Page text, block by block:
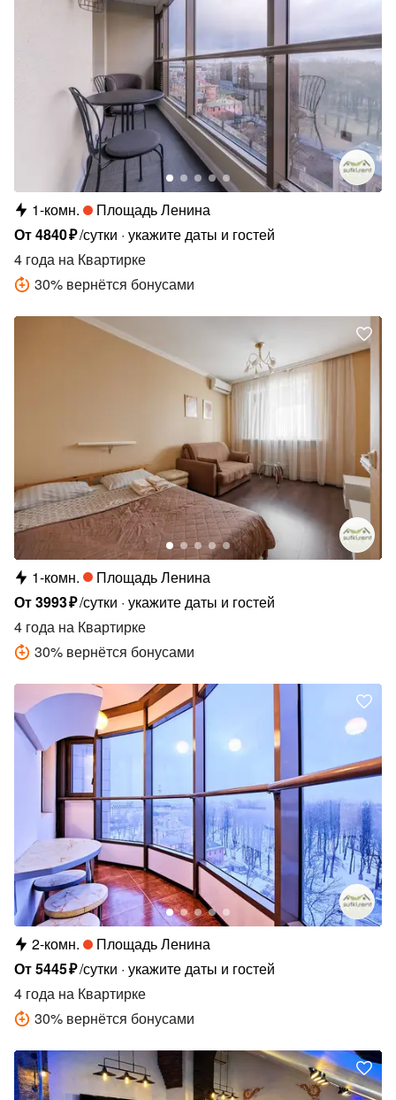
1-комн.
Площадь Ленина
От4840₽/сутки укажите даты и гостей
4 года на Квартирке
30% вернётся бонусами
1-комн.
Площадь Ленина
От3993₽/сутки укажите даты и гостей
4 года на Квартирке
30% вернётся бонусами
2-комн.
Площадь Ленина
От5445₽/сутки укажите даты и гостей
4 года на Квартирке
30% вернётся бонусами